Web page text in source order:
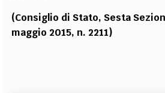
(Consiglio di Stato, Sesta
maggio 2015, n. 2211)